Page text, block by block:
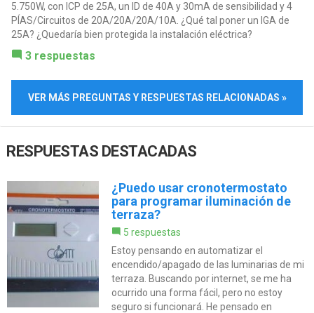
5.750W, con ICP de 25A, un ID de 40A y 30mA de sensibilidad y 4
PÍAS/Circuitos de 20A/20A/20A/10A. ¿Qué tal poner un IGA de
25A? ¿Quedaría bien protegida la instalación eléctrica?
3 respuestas
VER MÁS PREGUNTAS Y RESPUESTAS RELACIONADAS »
RESPUESTAS DESTACADAS
¿Puedo usar cronotermostato
para programar iluminación de
terraza?
5 respuestas
Estoy pensando en automatizar el
encendido/apagado de las luminarias de mi
terraza. Buscando por internet, se me ha
ocurrido una forma fácil, pero no estoy
seguro si funcionará. He pensado en